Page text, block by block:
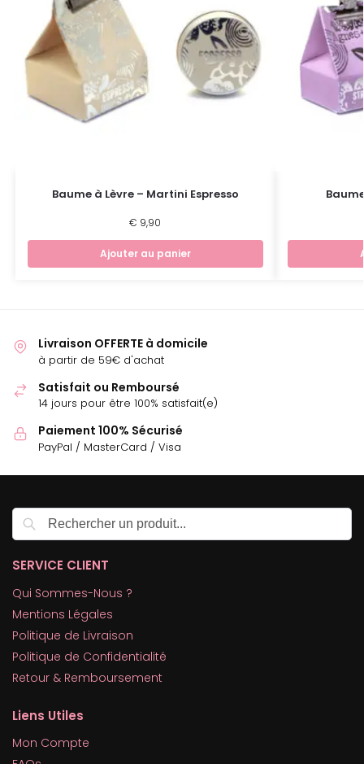
Baume à Lèvre – Martini Espresso
€ 9,90
Ajouter au panier
Livraison OFFERTE à domicile
à partir de 59€ d'achat
Satisfait ou Remboursé
14 jours pour être 100% satisfait(e)
Paiement 100% Sécurisé
PayPal / MasterCard / Visa
SERVICE CLIENT
Qui Sommes-Nous ?
Mentions Légales
Politique de Livraison
Politique de Confidentialité
Retour & Remboursement
Liens Utiles
Mon Compte